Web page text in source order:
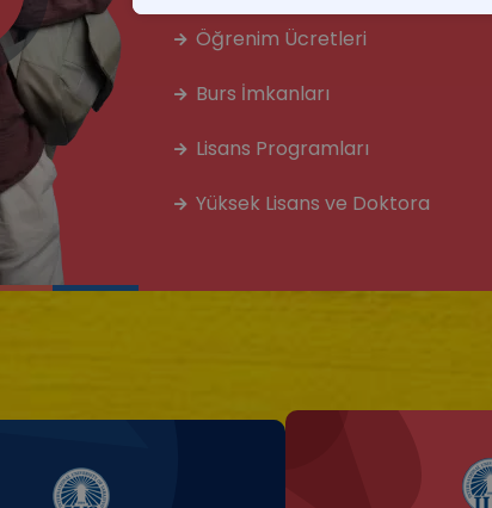
Öğrenim Ücretleri
Burs İmkanları
Lisans Programları
Yüksek Lisans ve Doktora